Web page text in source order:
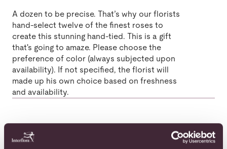
A dozen to be precise. That’s why our florists
hand-select twelve of the finest roses to
create this stunning hand-tied. This is a gift
that's going to amaze. Please choose the
preference of color (always subjected upon
availability). If not specified, the florist will
made up his own choice based on freshness
and availability.
Populære buketter i Iran Se alle